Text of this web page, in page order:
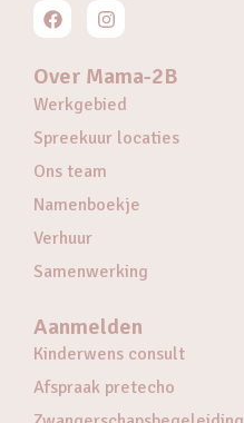
Over Mama-2B
Werkgebied
Spreekuur locaties
Ons team
Namenboekje
Verhuur
Samenwerking
Aanmelden
Kinderwens consult
Afspraak pretecho